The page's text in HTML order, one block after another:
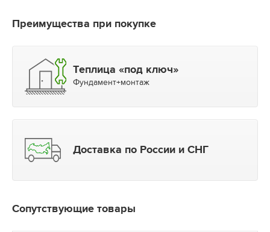
Преимущества при покупке
Теплица «под ключ»
Фундамент+монтаж
Доставка по России и СНГ
Сопутствующие товары